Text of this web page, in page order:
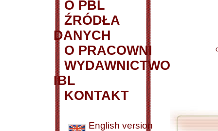
O PBL
ŹRÓDŁA
DANYCH
O PRACOWNI
WYDAWNICTWO
IBL
KONTAKT
English version